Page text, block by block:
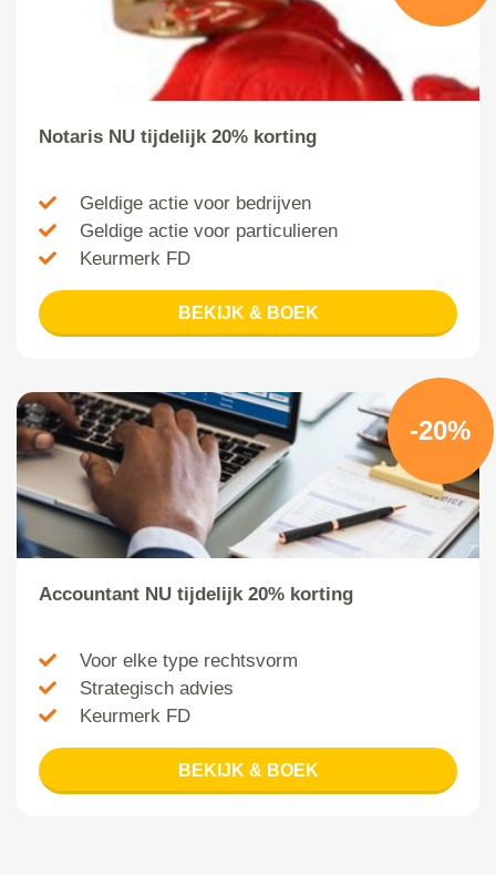
Notaris NU tijdelijk 20% korting
Geldige actie voor bedrijven
Geldige actie voor particulieren
Keurmerk FD
BEKIJK & BOEK
-20%
Accountant NU tijdelijk 20% korting
Voor elke type rechtsvorm
Strategisch advies
Keurmerk FD
BEKIJK & BOEK